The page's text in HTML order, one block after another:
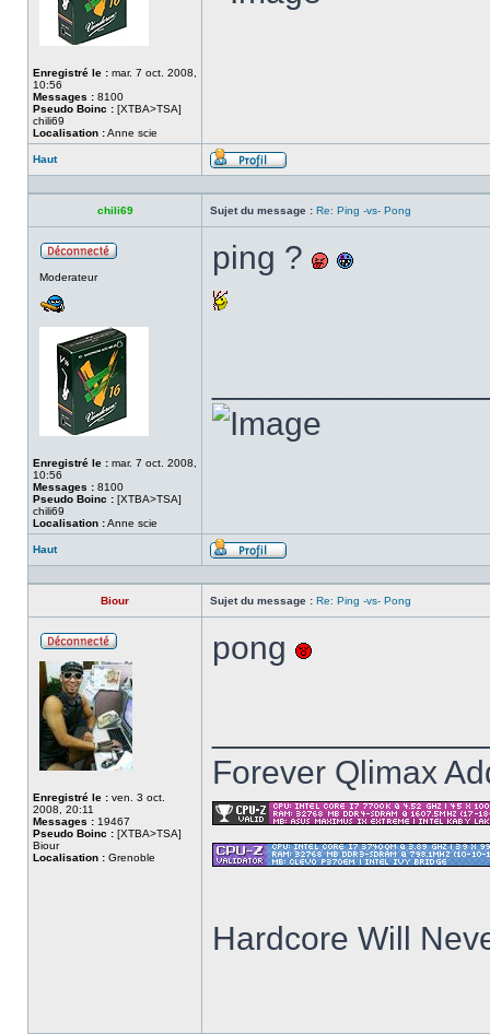
Enregistré le : mar. 7 oct. 2008,
10:56
Messages : 8100
Pseudo Boinc : [XTBA>TSA]
chili69
Localisation :Anne scie
Haut
Profil
chili69 Sujet du message : Re: Ping -vs- Pong
Moderateur
Enregistré le : mar. 7 oct. 2008,
10:56
Messages : 8100
Pseudo Boinc : [XTBA>TSA]
chili69
Localisation :Anne scie
ping ?
Haut
Profil
Biour Sujet du message : Re: Ping -vs- Pong
ligne
Enregistré le : ven. 3 oct.
2008, 20:11
Messages : 19467
Pseudo Boinc : [XTBA>TSA]
Biour
Localisation : Grenoble
pong
Forever Qlimax
Hardcore Will